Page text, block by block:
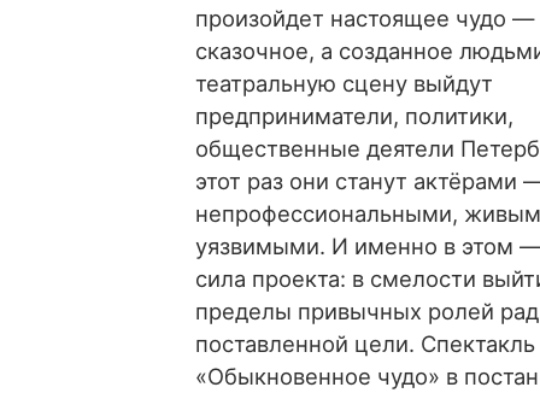
произойдет настоящее чудо —
сказочное, а созданное
театральную сцену выйдут
предприниматели, политики,
общественные деятели
этот раз они станут актёрами
непрофессиональными,
уязвимыми. И именно в этом —
сила проекта: в смелости
пределы привычных ролей
поставленной цели. Спектакль
«Обыкновенное чудо» в